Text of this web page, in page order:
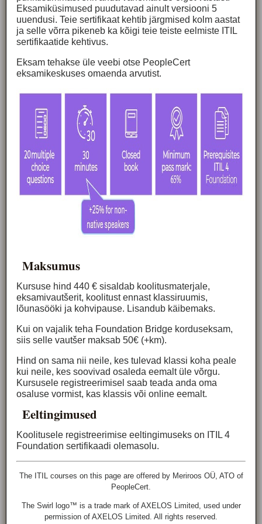
Eksamiküsimused puudutavad ainult versiooni 5
uuendusi. Teie sertifikaat kehtib järgmised kolm aastat
ja selle võrra pikeneb ka kõigi teie teiste eelmiste ITIL
sertifikaatide kehtivus.
Eksam tehakse üle veebi otse PeopleCert
eksamikeskuses omaenda arvutist.
Maksu­mus
Kursuse hind 440 € sisaldab koolitusmaterjale,
eksamivautšerit, koolitust ennast klassiruumis,
lõunasööki ja kohvipause. Lisandub käibemaks.
Kui on vajalik teha Foundation Bridge korduseksam,
siis selle vautšer maksab 50€ (+km).
Hind on sama nii neile, kes tulevad klassi koha peale
kui neile, kes soovivad osaleda eemalt üle võrgu.
Kursusele registreerimisel saab teada anda oma
osaluse vormist, kas klassis või online eemalt.
Eeltingimused
Koolitusele registreerimise eeltingimuseks on ITIL 4
Foundation sertifikaadi olemasolu.
The ITIL courses on this page are offered by Meriroos OÜ, ATO of
PeopleCert.
The Swirl logo™ is a trade mark of AXELOS Limited, used under
permission of AXELOS Limited. All rights reserved.